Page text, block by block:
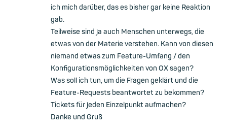
ich mich darüber, das es bisher gar keine Reaktion
gab.
Teilweise sind ja auch Menschen unterwegs, die
etwas von der Materie verstehen. Kann von diesen
niemand etwas zum Feature-Umfang / den
Konfigurationsmöglichkeiten von OX sagen?
Was soll ich tun, um die Fragen geklärt und die
Feature-Requests beantwortet zu bekommen?
Tickets für jeden Einzelpunkt aufmachen?
Danke und Gruß